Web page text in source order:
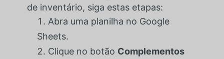
de inventário, siga estas etapas:
Abra uma planilha no Google
Sheets.
Clique no botão Complementos